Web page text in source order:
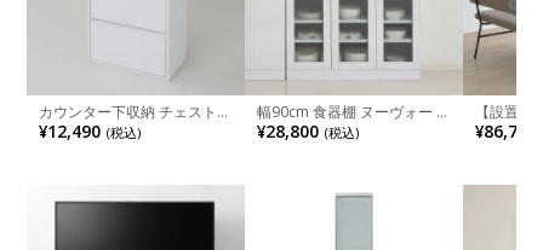
カウンター下収納 チェスト
リビング・キッチン収納 幅
400×奥行220×高さ800mm
¥12,490 (税込)
幅90cm 食器棚 ヌーヴォー メ
ラミン カップボード スリム
収納 キッチンボード おしゃ
¥28,800 (税込)
【設置
ダイニン
ル＋ソフ
¥86,700